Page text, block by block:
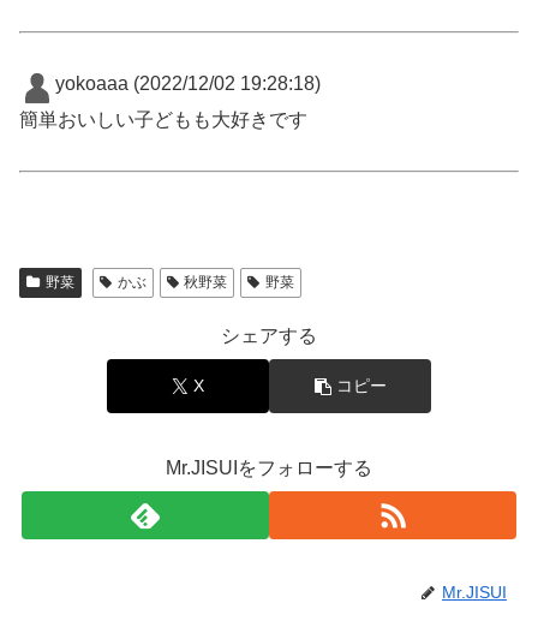
yokoaaa (2022/12/02 19:28:18)
簡単おいしい子どもも大好きです
野菜 かぶ 秋野菜 野菜
シェアする
X コピー
Mr.JISUIをフォローする
Mr.JISUI